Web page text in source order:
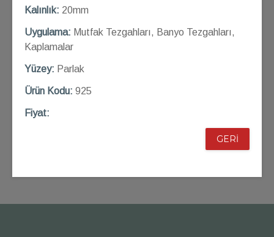
Kalınlık: 20mm
Uygulama: Mutfak Tezgahları, Banyo Tezgahları,
Kaplamalar
Yüzey: Parlak
Ürün Kodu: 925
Fiyat:
GERİ